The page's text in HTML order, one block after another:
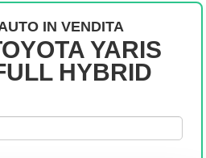
IN VENDITA
YARIS
HYBRID